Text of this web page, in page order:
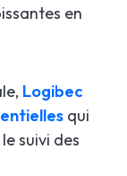
en
Logibec
qui
suivi des